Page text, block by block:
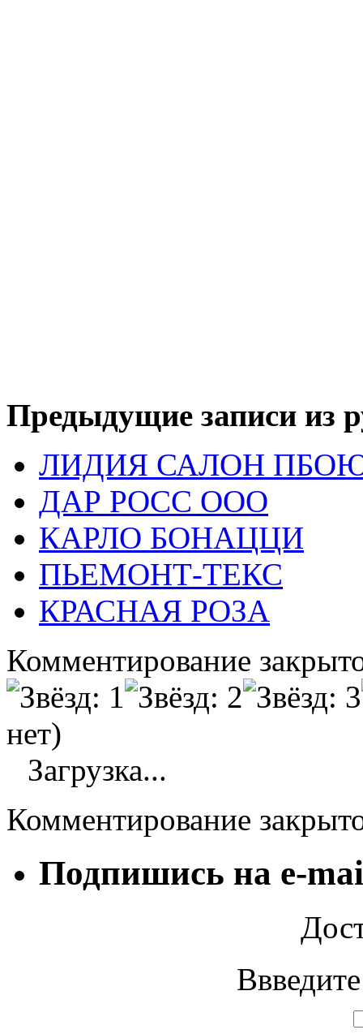
Предыдущие записи из
ЛИДИЯ САЛОН
ДАР РОСС ООО
КАРЛО БОНАЦЦИ
ПЬЕМОНТ-ТЕКС
КРАСНАЯ РОЗА
Комментирование
нет)
Загрузка...
Комментирование
Подпишись на e-